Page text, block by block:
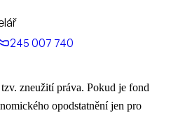
245 007 740
zneužití práva. Pokud je fond
opodstatnění jen pro